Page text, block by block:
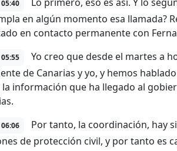
en algún momento esa llamada?
en contacto permanente con
Yo creo que desde el martes a
de Canarias y yo, y hemos
información que ha llegado al
Por tanto, la coordinación, hay
de protección civil, y por tanto es